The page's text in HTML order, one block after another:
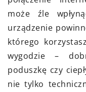
może źle
urządzenie
którego
wygodzie –
poduszkę czy
nie tylko